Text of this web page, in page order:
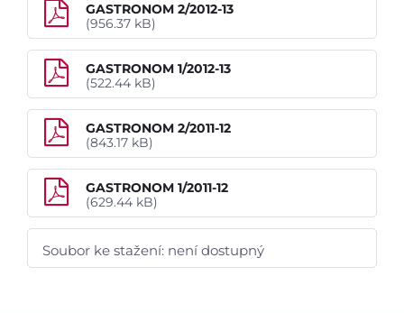
GASTRONOM 2/2012-13
(956.37 kB)
GASTRONOM 1/2012-13
(522.44 kB)
GASTRONOM 2/2011-12
(843.17 kB)
GASTRONOM 1/2011-12
(629.44 kB)
Soubor ke stažení: není dostupný